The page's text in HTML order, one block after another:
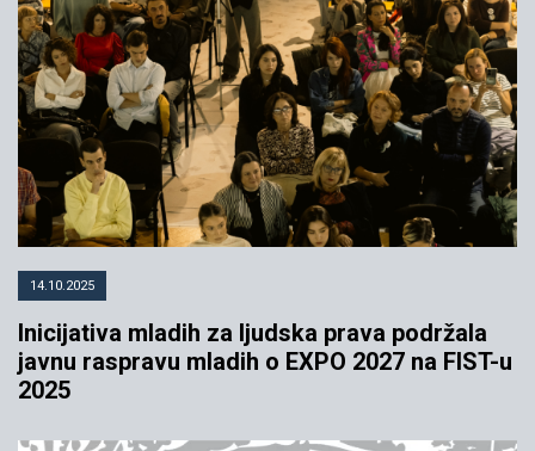
14.10.2025
Inicijativa mladih za ljudska prava podržala
javnu raspravu mladih o EXPO 2027 na FIST-u
2025